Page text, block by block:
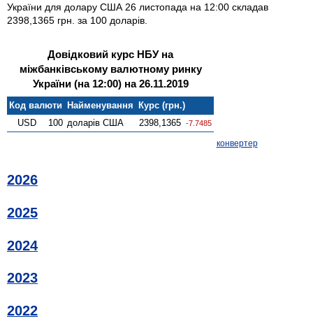
України для долару США 26 листопада на 12:00 складав
2398,1365 грн. за 100 доларів.
Довідковий курс НБУ на
міжбанківському валютному ринку
України (на 12:00) на 26.11.2019
Код валюти Найменування
Курс (грн.)
USD
100 доларів США 2398,1365 -7.7485
конвертер
2026
2025
2024
2023
2022